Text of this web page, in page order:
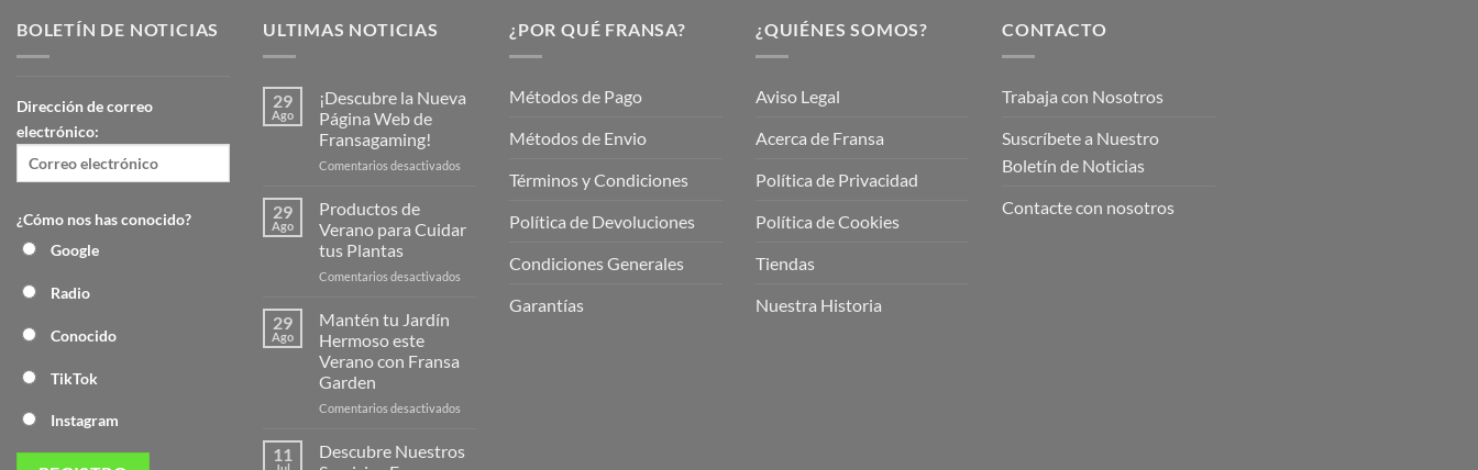
BOLETÍN DE NOTICIAS
Dirección de correo
electrónico:
¿Cómo nos has conocido?
Google
Radio
Conocido
TikTok
Instagram
ULTIMAS NOTICIAS
29
Ago
¡Descubre la Nueva
Página Web de
Fransagaming!
Comentarios desactivados
Página
29
Ago
Productos de
Verano para Cuidar
tus Plantas
Comentarios desactivados
29
Ago
Mantén tu Jardín
Hermoso este
Verano con Fransa
Garden
Comentarios desactivados
Jardín
11
Descubre Nuestros
¿POR QUÉ FRANSA?
Métodos de Pago
Métodos de Envio
Términos y Condiciones
Política de Devoluciones
Condiciones Generales
Garantías
¿QUIÉNES SOMOS?
Aviso Legal
Acerca de Fransa
Política de Privacidad
Política de Cookies
Tiendas
Nuestra Historia
CONTACTO
Trabaja con Nosotros
Suscríbete a Nuestro
Boletín de Noticias
Contacte con nosotros